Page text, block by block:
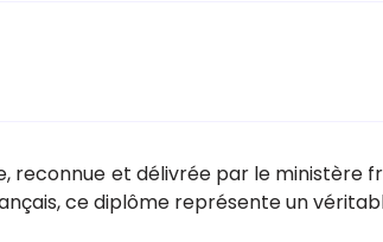
et délivrée par le ministère
ce diplôme représente un